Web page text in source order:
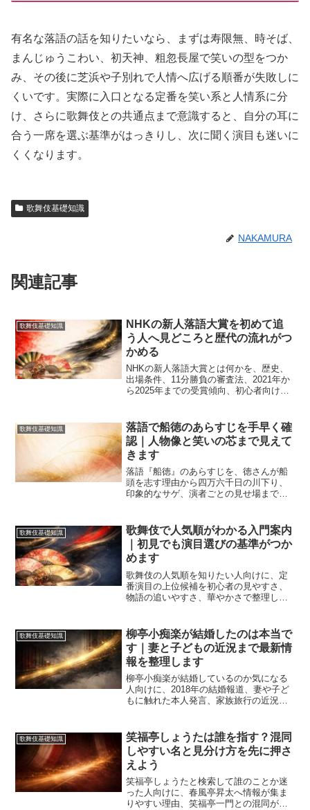
有名な落語の話を知りたいなら、まずは寿限無、時そば、
まんじゅうこわい、初天神、粗忽長屋で笑いの型をつか
み、その後に芝浜や子別れで人情へ広げる順番が失敗しに
くいです。実際に入口となる定番を笑い系と人情系に分
け、さらに歌舞伎との共通点まで意識すると、自分の耳に
合う一席を選ぶ基準がはっきりし、次に聞く演目も迷いに
くくなります。
歌舞伎基礎知識
NAKAMURA
関連記事
歌舞伎基礎知識
NHKの新人落語大賞を初めて追
う人へ見どころと歴代の流れがつ
かめる
NHKの新人落語大賞とは何かを、歴史、
出場条件、11分勝負の審査法、2021年か
ら2025年までの受賞傾向、初心者向けの
結果だけでなく高座の差まで見分けやす
くなります。
歌舞伎基礎知識
落語で船徳のあらすじを手早く確
認｜人物像と笑いの芯まで見えて
きます
落語『船徳』のあらすじを、徳さんが船
頭を志す理由から四万六千日の川下り、
印象的なサゲ、演者ごとの見せ場まで順
俗を楽しむ入口としても役立つ内容で
す。
歌舞伎基礎知識
歌舞伎で人気順がわかる入門案内
｜初見でも演目選びの基準がつか
めます
歌舞伎の人気順を知りたい人向けに、定
番演目の上位候補を初心者の見やすさ、
物語の追いやすさ、華やかさで整理しま
選び方まで一度でつかめます。
歌舞伎基礎知識
柳亭小痴楽が結婚したのは本当で
す｜妻と子どもの近況まで最新情
報を整理します
柳亭小痴楽が結婚しているのか気になる
人向けに、2018年の結婚報道、妻や子ど
もに触れた本人発言、家族旅行の近況、
の時系列で無理なく読み解けます。
歌舞伎基礎知識
笑福亭しょうたは誰を指す？混同
しやすい名と見分け方を先に押さ
えよう
笑福亭しょうたと検索して誰のことか迷
った人向けに、春風亭昇太へ情報が集ま
りやすい理由、笑福亭一門との混同が起